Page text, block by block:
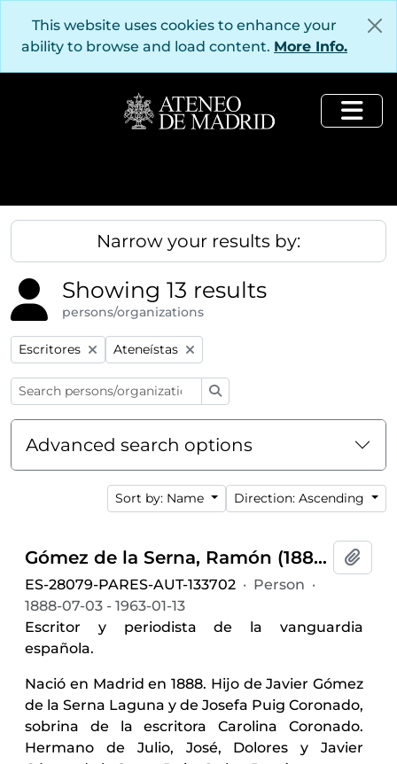
This website uses cookies to enhance your
ability to browse and load content. More Info.
Narrow your results by:
Showing 13 results
persons/organizations
Remove filter:
Escritores Remove filter:
Ateneístas
Advanced search options
Sort by: Name Direction: Ascending
Gómez de la Serna, Ramón (1888-1963)
ES-28079-PARES-AUT-133702 · Person ·
1888-07-03 - 1963-01-13
Escritor y periodista de la vanguardia
española.
Nació en Madrid en 1888. Hijo de Javier Gómez
de la Serna Laguna y de Josefa Puig Coronado,
sobrina de la escritora Carolina Coronado.
Hermano de Julio, José, Dolores y Javier